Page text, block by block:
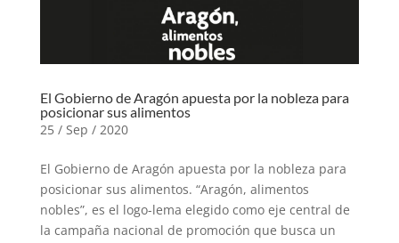
El Gobierno de Aragón apuesta por la nobleza para
posicionar sus alimentos
25 / Sep / 2020
El Gobierno de Aragón apuesta por la nobleza para
posicionar sus alimentos. “Aragón, alimentos
nobles”, es el logo-lema elegido como eje central de
la campaña nacional de promoción que busca un